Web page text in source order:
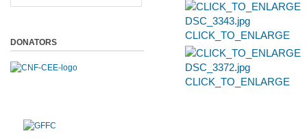
CLICK_TO_ENLARGE
CLICK_TO_ENLARGE
DONATORS